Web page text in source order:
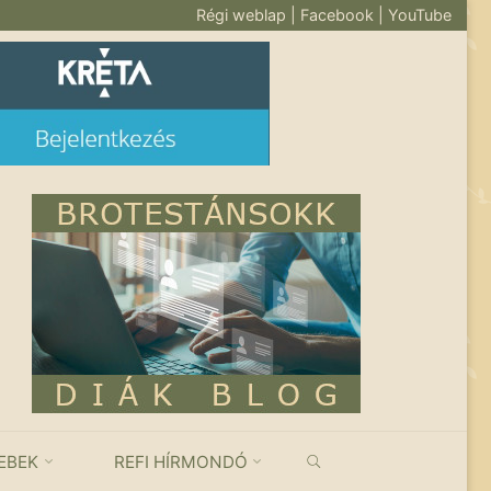
Régi weblap Facebook YouTube
REFI HÍRMONDÓ